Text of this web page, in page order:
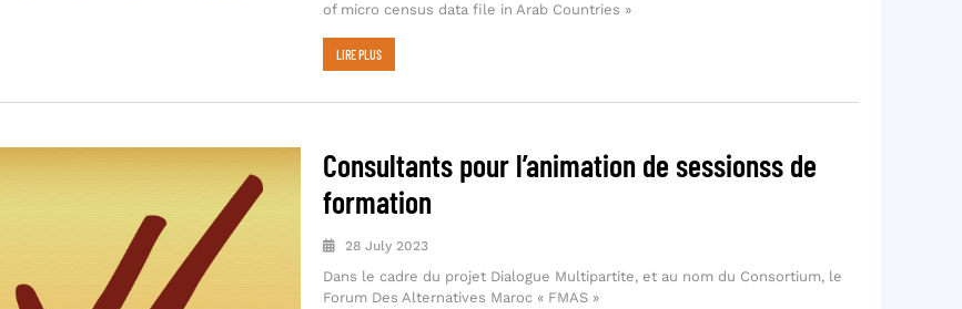
of micro census data file in Arab Countries »
LIRE PLUS
Consultants pour l’animation de sessionss de
formation
28 July 2023
Dans le cadre du projet Dialogue Multipartite, et au nom du Consortium, le
Forum Des Alternatives Maroc « FMAS »